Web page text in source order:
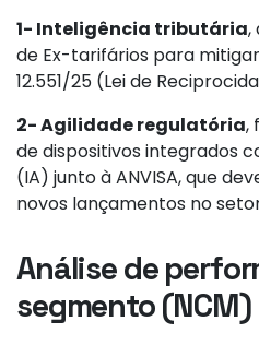
1- Inteligência tributária,
de Ex-tarifários para
12.551/25 (Lei de
2- Agilidade regulatória,
de dispositivos integrados
(IA) junto à ANVISA, que
novos lançamentos no
Análise de
segmento (NCM)